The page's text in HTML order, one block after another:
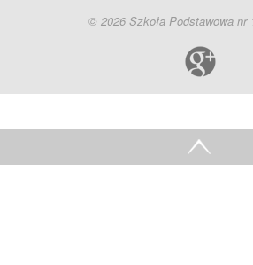
© 2026 Szkoła Podstawowa nr